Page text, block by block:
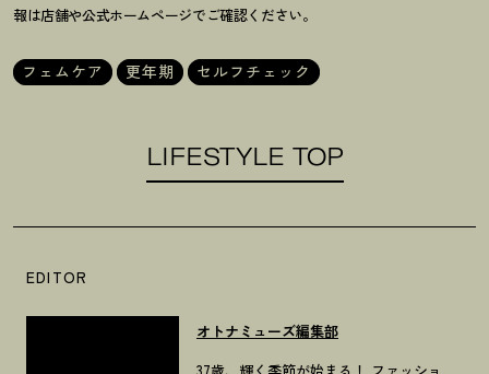
報は店舗や公式ホームページでご確認ください。
フェムケア 更年期 セルフチェック
LIFESTYLE TOP
EDITOR
オトナミューズ編集部
37歳、輝く季節が始まる！ ファッショ